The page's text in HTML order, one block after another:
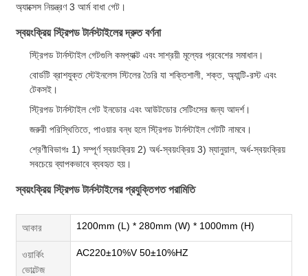
অ্যাক্সেস নিয়ন্ত্রণ 3 আর্ম বাধা গেট।
স্বয়ংক্রিয় স্ট্রিপড টার্নস্টাইলের দ্রুত বর্ণনা
স্ট্রিপড টার্নস্টাইল গেটগুলি কমপ্যাক্ট এবং সাশ্রয়ী মূল্যের প্রবেশের সমাধান।
বোর্ডটি ব্রাশযুক্ত স্টেইনলেস স্টিলের তৈরি যা শক্তিশালী, শক্ত, অ্যান্টি-রস্ট এবং
টেকসই।
স্ট্রিপড টার্নস্টাইল গেট ইনডোর এবং আউটডোর সেটিংসের জন্য আদর্শ।
জরুরী পরিস্থিতিতে, পাওয়ার বন্ধ হলে স্ট্রিপড টার্নস্টাইল গেটটি নামবে।
শ্রেণীবিভাগঃ 1) সম্পূর্ণ স্বয়ংক্রিয় 2) অর্ধ-স্বয়ংক্রিয় 3) ম্যানুয়াল, অর্ধ-স্বয়ংক্রিয়
সবচেয়ে ব্যাপকভাবে ব্যবহৃত হয়।
স্বয়ংক্রিয় স্ট্রিপড টার্নস্টাইলের প্রযুক্তিগত পরামিতি
আকার 1200mm (L) * 280mm (W) * 1000mm (H)
ওয়ার্কিং
ভোল্টেজ
AC220±10%V 50±10%HZ